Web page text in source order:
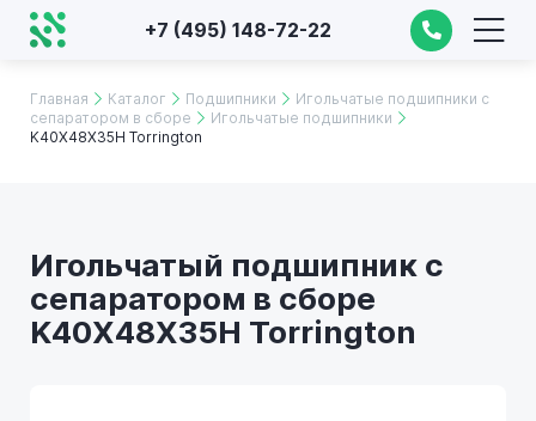
+7 (495) 148-72-22
Главная Каталог Подшипники
Игольчатые подшипники с
сепаратором в сборе
Игольчатые подшипники
K40X48X35H Torrington
Игольчатый подшипник с
сепаратором в сборе
K40X48X35H Torrington